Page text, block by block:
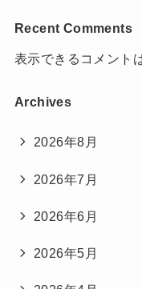
Recent Comments
表示できるコメント
Archives
2026年8月
2026年7月
2026年6月
2026年5月